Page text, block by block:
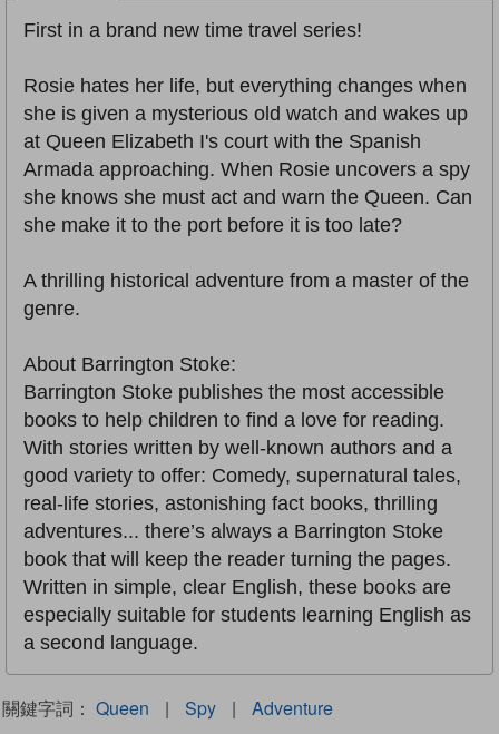
First in a brand new time travel series!
Rosie hates her life, but everything changes when
she is given a mysterious old watch and wakes up
at Queen Elizabeth I's court with the Spanish
Armada approaching. When Rosie uncovers a spy
she knows she must act and warn the Queen. Can
she make it to the port before it is too late?
A thrilling historical adventure from a master of the
genre.
About Barrington Stoke:
Barrington Stoke publishes the most accessible
books to help children to find a love for reading.
With stories written by well-known authors and a
good variety to offer: Comedy, supernatural tales,
real-life stories, astonishing fact books, thrilling
adventures... there’s always a Barrington Stoke
book that will keep the reader turning the pages.
Written in simple, clear English, these books are
especially suitable for students learning English as
a second language.
關鍵字詞： Queen | Spy | Adventure